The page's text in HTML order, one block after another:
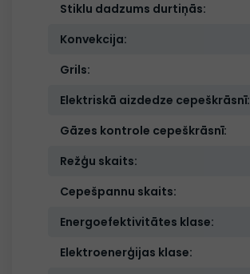
Stiklu dadzums durtiņās:
Konvekcija:
Grils:
Elektriskā aizdedze cepeškrāsnī:
Gāzes kontrole cepeškrāsnī:
Režģu skaits:
Cepešpannu skaits:
Energoefektivitātes klase:
Elektroenerģijas klase: